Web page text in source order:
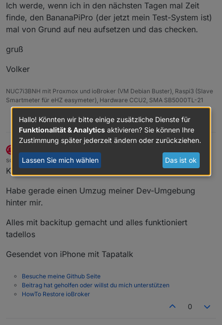
Ich werde, wenn ich in den nächsten Tagen mal Zeit
finde, den BananaPiPro (der jetzt mein Test-System ist)
mal von Grund auf neu aufsetzen und das checken.
gruß
Volker
NUC7i3BNH mit Proxmox und ioBroker (VM Debian Buster), Raspi3 (Slave
Smartmeter für eHZ easymeter), Hardware CCU2, SMA SB5000TL-21
0
Offline
schrieb am12. Dez. 2018, 09:32
zuletzt editiert von
Kann ich nicht bestätigen.
Habe gerade einen Umzug meiner Dev-Umgebung
hinter mir.
Alles mit backitup gemacht und alles funktioniert
tadellos
Gesendet von iPhone mit Tapatalk
Besuche meine Github Seite
Beitrag hat geholfen oder willst du mich unterstützen
HowTo Restore ioBroker
0
Hallo! Könnten wir bitte einige zusätzliche Dienste für
Funktionalität & Analytics aktivieren? Sie können Ihre
Zustimmung später jederzeit ändern oder zurückziehen.
Lassen Sie mich wählen Das ist ok